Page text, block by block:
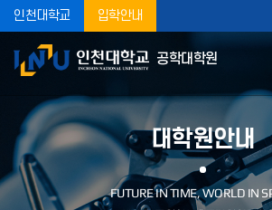
인천대학교 입학안내
공학대학원
대학원안내